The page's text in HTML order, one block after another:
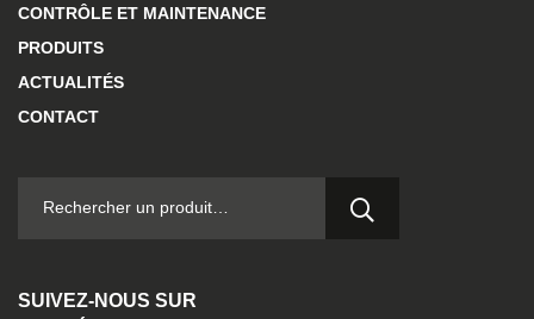
CONTRÔLE ET MAINTENANCE
PRODUITS
ACTUALITÉS
CONTACT
SUIVEZ-NOUS SUR